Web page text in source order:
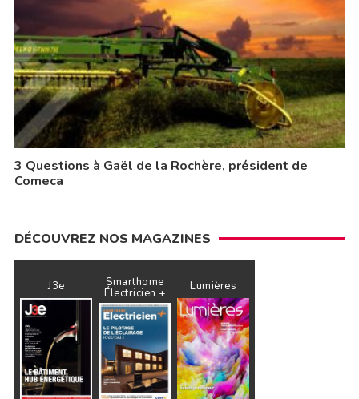
3 Questions à Gaël de la Rochère, président de
Comeca
DÉCOUVREZ NOS MAGAZINES
J3e Smarthome
Électricien + Lumières